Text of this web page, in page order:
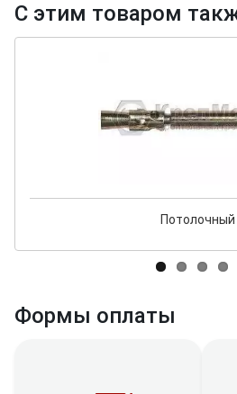
С этим товаром
Потолочный
Формы оплаты